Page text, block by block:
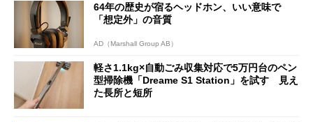
64年の歴史が宿るヘッドホン、いい意味で
「想定外」の音質
AD（Marshall Group AB）
軽さ1.1kg×自動ごみ収集対応で5万円台のペン
型掃除機「Dreame S1 Station」を試す 見え
た長所と短所